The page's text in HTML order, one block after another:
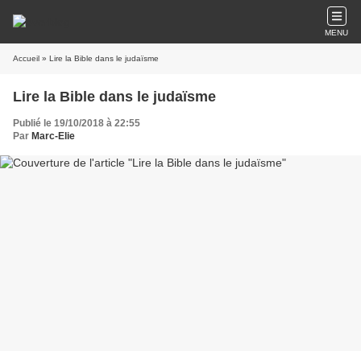
MENU
Accueil » Lire la Bible dans le judaïsme
Lire la Bible dans le judaïsme
Publié le 19/10/2018 à 22:55
Par Marc-Elie